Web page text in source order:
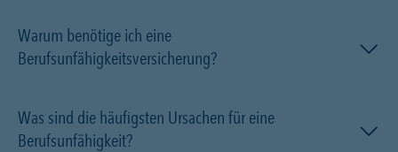
Warum benötige ich eine
Berufsunfähigkeitsversicherung?
Was sind die häufigsten Ursachen für eine
Berufsunfähigkeit?